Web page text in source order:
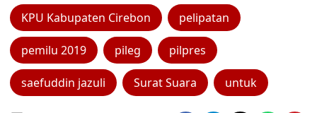
KPU Kabupaten Cirebon pelipatan
pemilu 2019 pileg pilpres
saefuddin jazuli Surat Suara untuk